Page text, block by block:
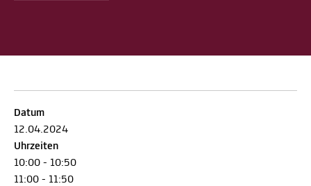
Datum
12.04.2024
Uhrzeiten
10:00 - 10:50
11:00 - 11:50